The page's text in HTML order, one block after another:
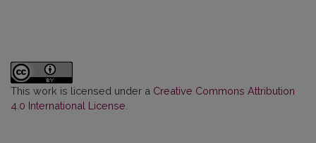
This work is licensed under a Creative Commons Attribution
4.0 International License